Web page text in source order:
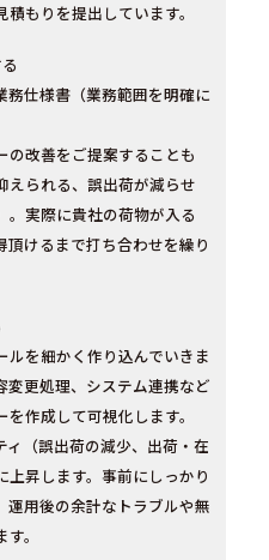
もりを提出しています。
務仕様書（業務範囲を明確に
の改善をご提案することも
えられる、誤出荷が減らせ
。実際に貴社の荷物が入る
けるまで打ち合わせを繰り
ルを細かく作り込んでいきま
変更処理、システム連携など
作成して可視化します。
ィ（誤出荷の減少、出荷・在
昇します。事前にしっかり
運用後の余計なトラブルや無
。